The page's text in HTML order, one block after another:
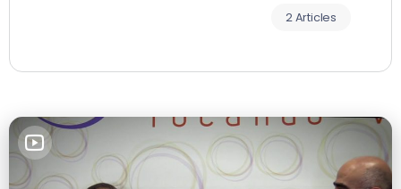
2 Articles